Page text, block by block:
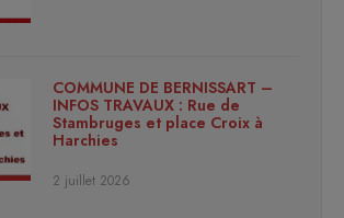
COMMUNE DE BERNISSART –
INFOS TRAVAUX : Rue de
Stambruges et place Croix à
Harchies
2 juillet 2026